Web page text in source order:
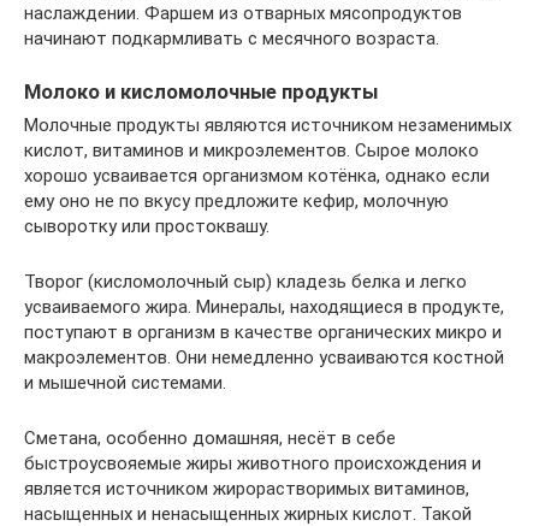
наслаждении. Фаршем из отварных мясопродуктов
начинают подкармливать с месячного возраста.
Молоко и кисломолочные продукты
Молочные продукты являются источником незаменимых
кислот, витаминов и микроэлементов. Сырое молоко
хорошо усваивается организмом котёнка, однако если
ему оно не по вкусу предложите кефир, молочную
сыворотку или простоквашу.
Творог (кисломолочный сыр) кладезь белка и легко
усваиваемого жира. Минералы, находящиеся в продукте,
поступают в организм в качестве органических микро и
макроэлементов. Они немедленно усваиваются костной
и мышечной системами.
Сметана, особенно домашняя, несёт в себе
быстроусвояемые жиры животного происхождения и
является источником жирорастворимых витаминов,
насыщенных и ненасыщенных жирных кислот. Такой